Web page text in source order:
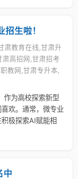
生啦！
教育在线,甘肃升
高招网,甘肃招考
教网,甘肃专升本,
为高校探索新型
欢。通常，微专业
极探索AI赋能相
中